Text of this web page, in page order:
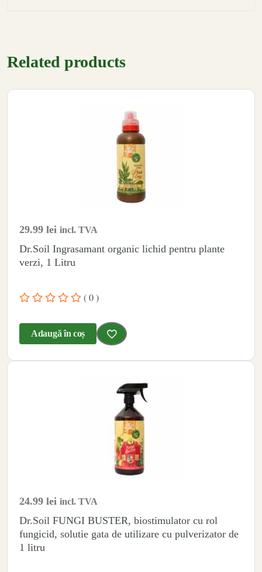
Related products
29.99 lei incl. TVA
Dr.Soil Ingrasamant organic lichid pentru plante
verzi, 1 Litru
( 0 )
Adaugă în coș
24.99 lei incl. TVA
Dr.Soil FUNGI BUSTER, biostimulator cu rol
fungicid, solutie gata de utilizare cu pulverizator de
1 litru